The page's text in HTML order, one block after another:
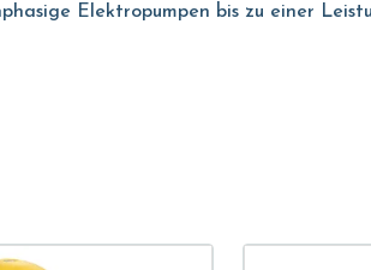
Elektropumpen bis zu einer